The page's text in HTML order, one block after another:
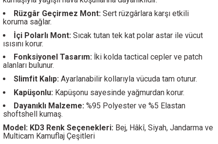
Rüzgâr Geçirmez Mont: Sert rüzgârlara karşı etkili
koruma sağlar.
İçi Polarlı Mont: Sıcak tutan tek kat polar astar ile vücut
ısısını korur.
Fonksiyonel Tasarım: İki kolda tactical cepler ve patch
alanları bulunur.
Slimfit Kalıp: Ayarlanabilir kollarıyla vücuda tam oturur.
Kapüşonlu: Kapüşonu sayesinde yağmurdan korur.
Dayanıklı Malzeme: %95 Polyester ve %5 Elastan
shoftshell kumaş.
Model: KD3 Renk Seçenekleri: Bej, Hâkî, Siyah, Jandarma ve
Multicam Kamuflaj Çeşitleri